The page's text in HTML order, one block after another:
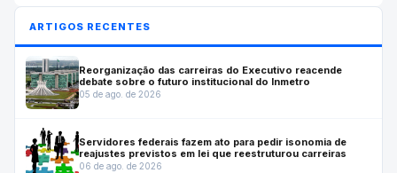
ARTIGOS RECENTES
Reorganização das carreiras do Executivo reacende
debate sobre o futuro institucional do Inmetro
05 de ago. de 2026
Servidores federais fazem ato para pedir isonomia de
reajustes previstos em lei que reestruturou carreiras
06 de ago. de 2026